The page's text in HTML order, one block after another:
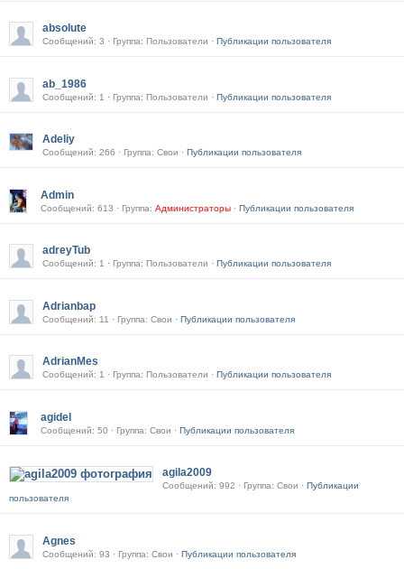
absolute
Сообщений: 3 · Группа: Пользователи · Публикации пользователя
ab_1986
Сообщений: 1 · Группа: Пользователи · Публикации пользователя
Adeliy
Сообщений: 266 · Группа: Свои · Публикации пользователя
Admin
Сообщений: 613 · Группа: Администраторы · Публикации пользователя
adreyTub
Сообщений: 1 · Группа: Пользователи · Публикации пользователя
Adrianbap
Сообщений: 11 · Группа: Свои · Публикации пользователя
AdrianMes
Сообщений: 1 · Группа: Пользователи · Публикации пользователя
agidel
Сообщений: 50 · Группа: Свои · Публикации пользователя
agila2009
Сообщений: 992 · Группа: Свои · Публикации
пользователя
Agnes
Сообщений: 93 · Группа: Свои · Публикации пользователя